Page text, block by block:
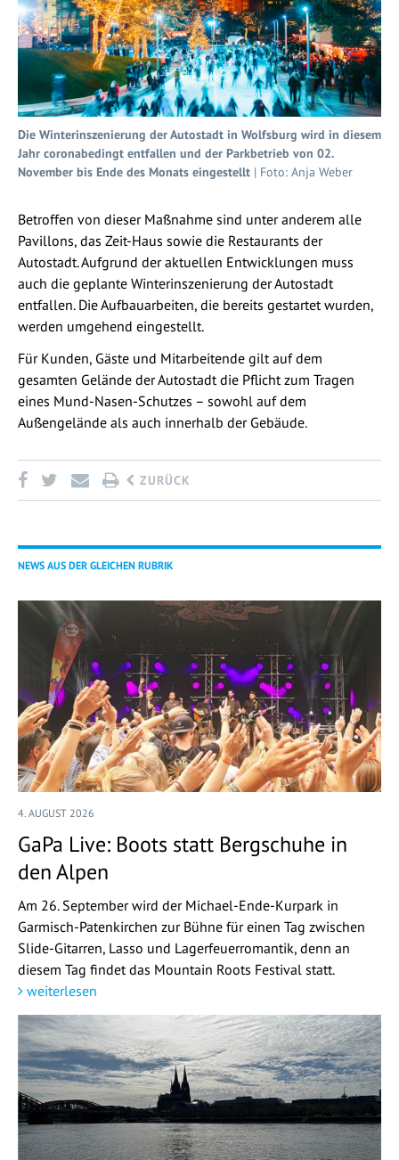
Die Winterinszenierung der Autostadt in Wolfsburg wird in diesem
Jahr coronabedingt entfallen und der Parkbetrieb von 02.
November bis Ende des Monats eingestellt | Foto: Anja Weber
Betroffen von dieser Maßnahme sind unter anderem alle
Pavillons, das Zeit-Haus sowie die Restaurants der
Autostadt. Aufgrund der aktuellen Entwicklungen muss
auch die geplante Winterinszenierung der Autostadt
entfallen. Die Aufbauarbeiten, die bereits gestartet wurden,
werden umgehend eingestellt.
Für Kunden, Gäste und Mitarbeitende gilt auf dem
gesamten Gelände der Autostadt die Pflicht zum Tragen
eines Mund-Nasen-Schutzes – sowohl auf dem
Außengelände als auch innerhalb der Gebäude.
ZURÜCK
NEWS AUS DER GLEICHEN RUBRIK
4. AUGUST 2026
GaPa Live: Boots statt Bergschuhe in
den Alpen
Am 26. September wird der Michael-Ende-Kurpark in
Garmisch-Patenkirchen zur Bühne für einen Tag zwischen
Slide-Gitarren, Lasso und Lagerfeuerromantik, denn an
diesem Tag findet das Mountain Roots Festival statt.
weiterlesen